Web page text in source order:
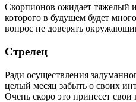
Скорпионов ожидает тяжелый
которого в будущем будет
вопрос не доверять
Стрелец
Ради осуществления
целый месяц забыть о своих
Очень скоро это принесет